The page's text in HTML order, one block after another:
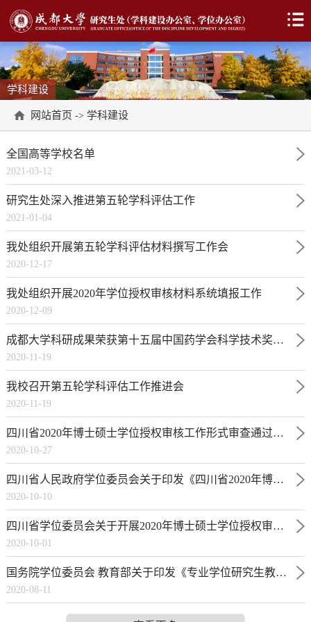
学科建设
网站首页 -> 学科建设
全国高等学校名单
2021-03-12
研究生处深入推进第五轮学科评估工作
2021-01-04
我处组织开展第五轮学科评估材料撰写工作会
2020-12-17
我处组织开展2020年学位授权审核材料系统填报工作
2020-12-09
成都大学科研成果荣获第十五届中国药学会科学技术奖一等奖
2020-11-19
我校召开第五轮学科评估工作推进会
2020-11-19
四川省2020年博士硕士学位授权审核工作形式审查通过名单公示
2020-10-27
四川省人民政府学位委员会关于印发《四川省2020年博士硕士学位授权审核工作方案》的通知
2020-10-10
四川省学位委员会关于开展2020年博士硕士学位授权审核工作需求及申报指南
2020-10-01
国务院学位委员会 教育部关于印发《专业学位研究生教育发展方案（2020-2025）》的通知
2020-08-11